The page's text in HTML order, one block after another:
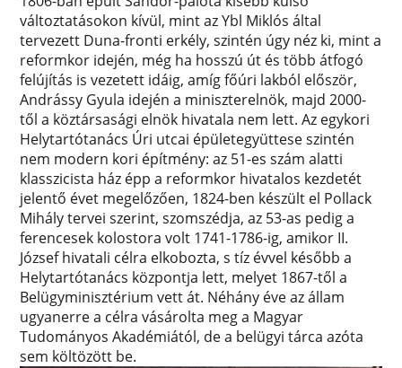
változtatásokon kívül, mint az Ybl Miklós által
tervezett Duna-fronti erkély, szintén úgy néz ki, mint a
reformkor idején, még ha hosszú út és több átfogó
felújítás is vezetett idáig, amíg főúri lakból először,
Andrássy Gyula idején a miniszterelnök, majd 2000-
től a köztársasági elnök hivatala nem lett. Az egykori
Helytartótanács Úri utcai épületegyüttese szintén
nem modern kori építmény: az 51-es szám alatti
klasszicista ház épp a reformkor hivatalos kezdetét
jelentő évet megelőzően, 1824-ben készült el Pollack
Mihály tervei szerint, szomszédja, az 53-as pedig a
ferencesek kolostora volt 1741-1786-ig, amikor II.
József hivatali célra elkobozta, s tíz évvel később a
Helytartótanács központja lett, melyet 1867-től a
Belügyminisztérium vett át. Néhány éve az állam
ugyanerre a célra vásárolta meg a Magyar
Tudományos Akadémiától, de a belügyi tárca azóta
sem költözött be.